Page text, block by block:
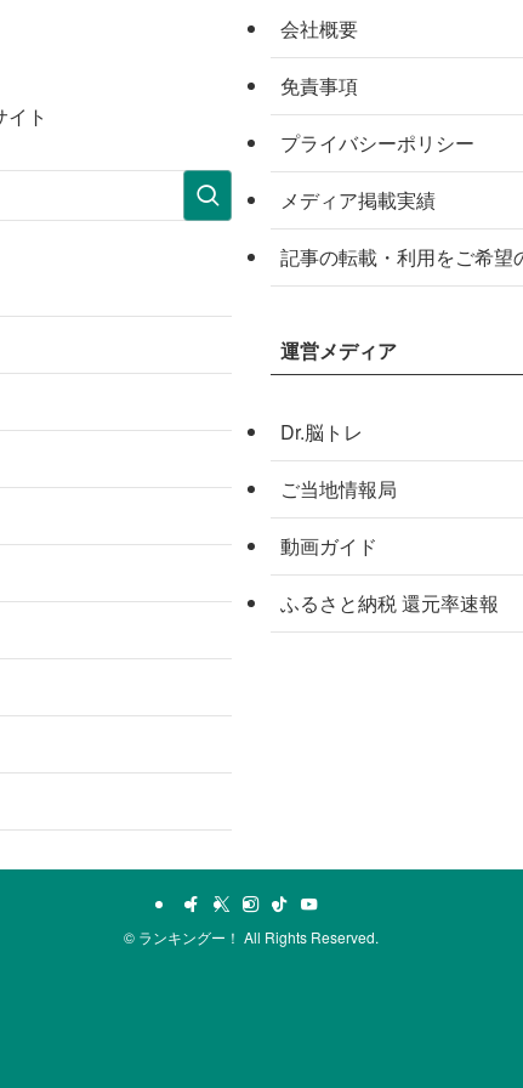
ト
会社概要
免責事項
プライバシーポリシー
メディア掲載実績
記事の転載・利用をご希望
運営メディア
Dr.脳トレ
ご当地情報局
動画ガイド
ふるさと納税 還元率速報
© ランキングー！ All Rights Reserved.